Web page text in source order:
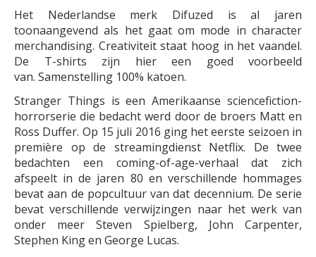
Het Nederlandse merk Difuzed is al jaren
toonaangevend als het gaat om mode in character
merchandising. Creativiteit staat hoog in het vaandel.
De T-shirts zijn hier een goed voorbeeld
van. Samenstelling 100% katoen.
Stranger Things is een Amerikaanse sciencefiction-
horrorserie die bedacht werd door de broers Matt en
Ross Duffer. Op 15 juli 2016 ging het eerste seizoen in
première op de streamingdienst Netflix. De twee
bedachten een coming-of-age-verhaal dat zich
afspeelt in de jaren 80 en verschillende hommages
bevat aan de popcultuur van dat decennium. De serie
bevat verschillende verwijzingen naar het werk van
onder meer Steven Spielberg, John Carpenter,
Stephen King en George Lucas.